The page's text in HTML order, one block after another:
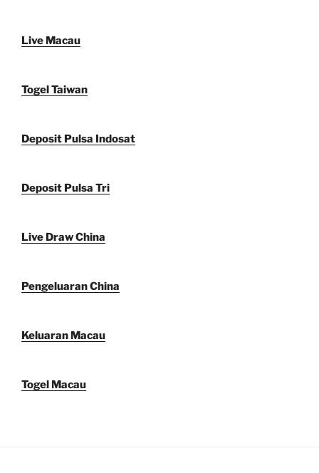
Live Macau
Togel Taiwan
Deposit Pulsa Indosat
Deposit Pulsa Tri
Live Draw China
Pengeluaran China
Keluaran Macau
Togel Macau